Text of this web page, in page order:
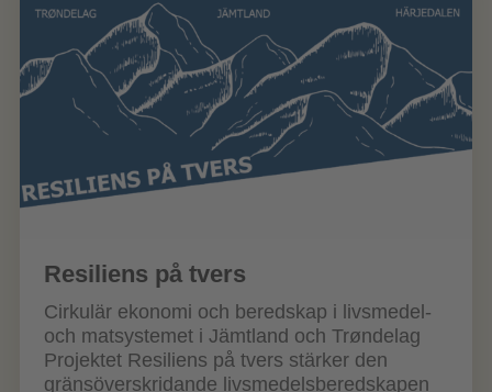
Resiliens på tvers
Cirkulär ekonomi och beredskap i livsmedel-
och matsystemet i Jämtland och Trøndelag
Projektet Resiliens på tvers stärker den
gränsöverskridande livsmedelsberedskapen